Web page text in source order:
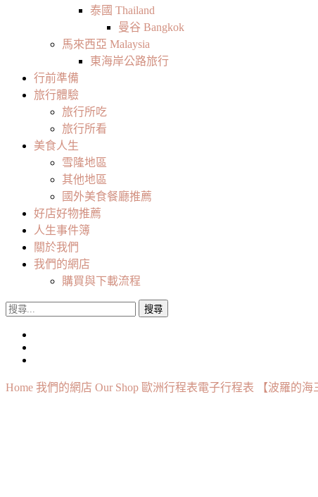
泰國 Thailand
曼谷 Bangkok
馬來西亞 Malaysia
東海岸公路旅行
行前準備
旅行體驗
旅行所吃
旅行所看
美食人生
雪隆地區
其他地區
國外美食餐廳推薦
好店好物推薦
人生事件簿
關於我們
我們的網店
購買與下載流程
搜
Home 我們的網店 Our Shop 歐洲行程表電子行程表 【波羅的